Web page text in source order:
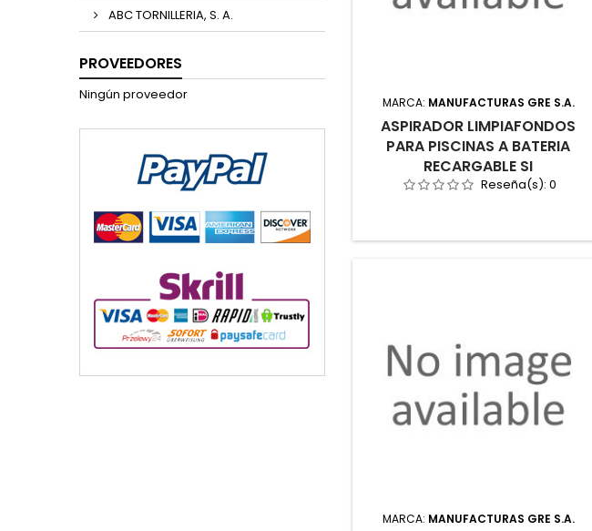
ABC TORNILLERIA, S. A.
PROVEEDORES
Ningún proveedor MARCA: MANUFACTURAS GRE S.A.
ASPIRADOR LIMPIAFONDOS
PARA PISCINAS A BATERIA
RECARGABLE SI
Reseña(s):0
MARCA: MANUFACTURAS GRE S.A.